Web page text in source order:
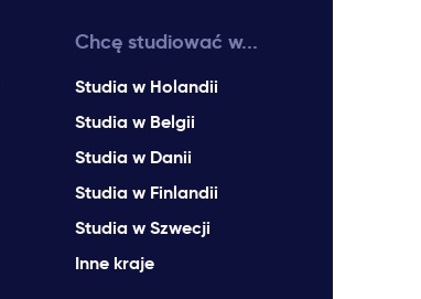
Chcę studiować w...
Studia w Holandii
Studia w Belgii
Studia w Danii
Studia w Finlandii
Studia w Szwecji
Inne kraje